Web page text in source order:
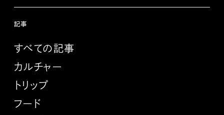
記事
すべての記事
カルチャー
トリップ
フード